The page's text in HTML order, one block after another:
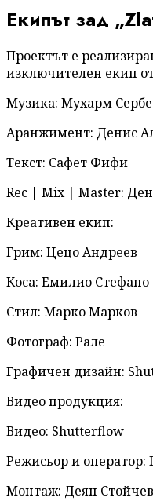
Екипът зад
Проектът е
изключителен екип
Музика: Мухарм
Аранжимент: Денис
Текст: Сафет Фифи
Rec | Mix | Master:
Креативен екип:
Грим: Цецо Андреев
Коса: Емилио Стефано
Стил: Марко Марков
Фотограф: Рале
Графичен дизайн:
Видео продукция:
Видео: Shutterflow
Режисьор и оператор:
Монтаж: Деян Стойчев